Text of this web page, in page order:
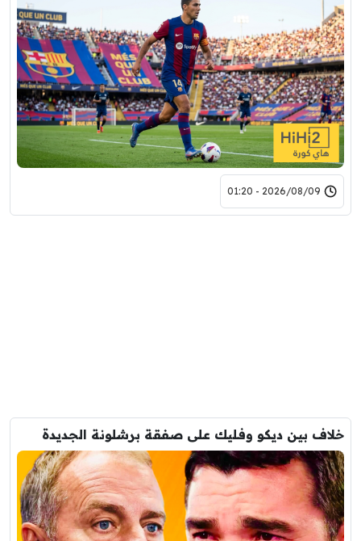
2026/08/09 - 01:20
خلاف بين ديكو وفليك على صفقة برشلونة الجديدة